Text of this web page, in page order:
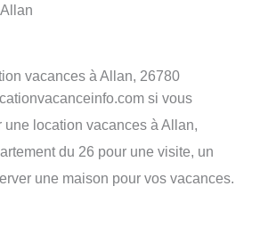
vacances à Allan, 26780
si vous
une location vacances à Allan,
du 26 pour une visite, un
une maison pour vos vacances.